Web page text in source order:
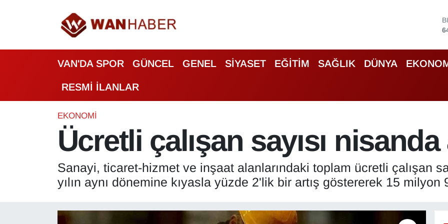
VAN'DA SPOR GÜNCEL GENEL SİYASET EĞİTİM SAĞLIK DÜNYA
RESMİ İLANLAR
EKONOMİ
Ücretli çalışan sayısı nisanda
Sanayi, ticaret-hizmet ve inşaat alanlarındaki toplam ücretli çalışan
yılın aynı dönemine kıyasla yüzde 2'lik bir artış göstererek 15 milyon
ASAYİŞ
BİLİM VE TEKNOLOJİ
Biyografi
Bölge Haberleri
Deprem
Dernekler, Odalar
Van Nöbetçi Eczaneler
Van Hava Durumu
Van Namaz Vakitleri
Van Trafik Yoğunluk Haritası
Süper Lig Puan Durumu ve Fikstür
Tüm Manşetler
Son Dakika Haberleri
Haber Arşivi